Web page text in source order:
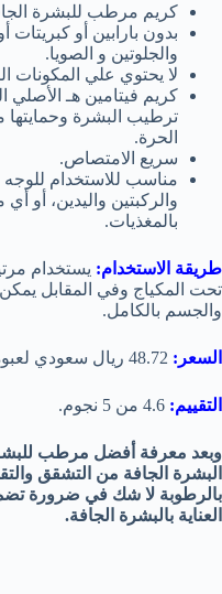
كريم مرطب للبشرة الجافة
بدون بارابين أو كبريتات
والجلوتين و الصويا.
لا يحتوي علي المكونات
كريم فيتامين هـ
ترطيب البشرة وحمايتها
الحرة.
سريع الامتصاص.
مناسب للاستخدام
والركبتين واليدين، أو
بالمغذيات.
طريقة الاستخدام: يستخدام
تحت المكياج وفي المقابل
والجسم بالكامل.
السعر: 48.72 ريال سعودي لعبوة 118 ملل.
التقييم: 4.6 من 5 نجوم.
وبعد معرفة أفضل مرطب
البشرة الجافة من التشقق
بالرطوبة لا شك في ضرورة
العناية بالبشرة الجافة.